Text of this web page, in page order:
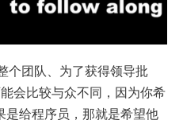
个团队、为了获得领导批
会比较与众不同，因为你希
给程序员，那就是希望他